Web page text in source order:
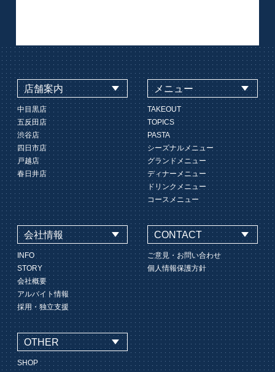
店舗案内
中目黒店
五反田店
渋谷店
四日市店
戸越店
春日井店
メニュー
TAKEOUT
TOPICS
PASTA
シーズナルメニュー
グランドメニュー
ディナーメニュー
ドリンクメニュー
コースメニュー
会社情報
INFO
STORY
会社概要
アルバイト情報
採用・独立支援
CONTACT
ご意見・お問い合わせ
個人情報保護方針
OTHER
SHOP